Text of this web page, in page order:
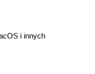
i innych